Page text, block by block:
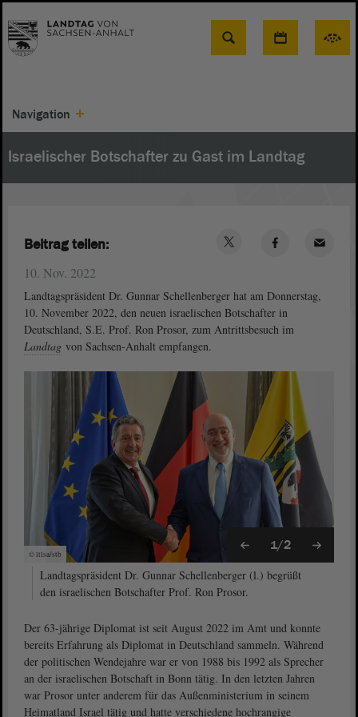
Suche
Navigation
Israelischer Botschafter zu Gast im Landtag
10. Nov. 2022
Landtagspräsident Dr. Gunnar Schellenberger hat am Donnerstag,
10. November 2022, den neuen israelischen Botschafter in
Deutschland, S.E. Prof. Ron Prosor, zum Antrittsbesuch im
Landtag von Sachsen-Anhalt empfangen.
© ltlsa/stb
1/2
Landtagspräsident Dr. Gunnar Schellenberger (l.) begrüßt
den israelischen Botschafter Prof. Ron Prosor.
Der 63-jährige Diplomat ist seit August 2022 im Amt und konnte
bereits Erfahrung als Diplomat in Deutschland sammeln. Während
der politischen Wendejahre war er von 1988 bis 1992 als Sprecher
an der israelischen Botschaft in Bonn tätig. In den letzten Jahren
war Prosor unter anderem für das Außenministerium in seinem
Heimatland Israel tätig und hatte verschiedene hochrangige
Beitrag teilen: